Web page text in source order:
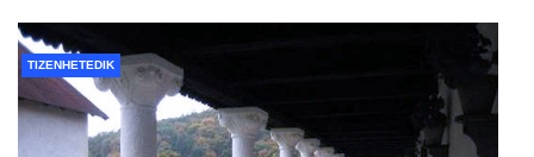
TIZENHETEDIK